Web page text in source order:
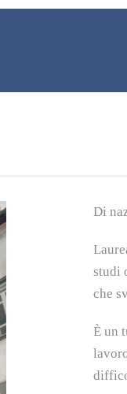
Di
studi
che
È un